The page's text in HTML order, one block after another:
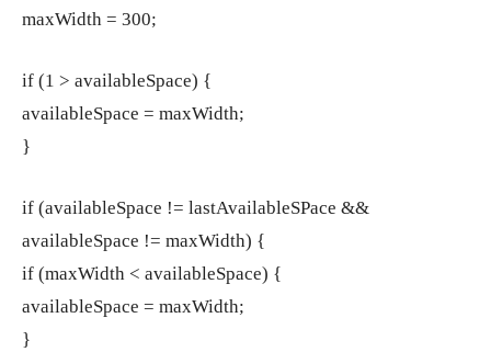
maxWidth = 300;
if (1 > availableSpace) {
availableSpace = maxWidth;
}
if (availableSpace != lastAvailableSPace &&
availableSpace != maxWidth) {
if (maxWidth < availableSpace) {
availableSpace = maxWidth;
}